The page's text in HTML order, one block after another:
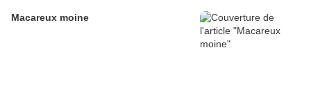
Macareux moine